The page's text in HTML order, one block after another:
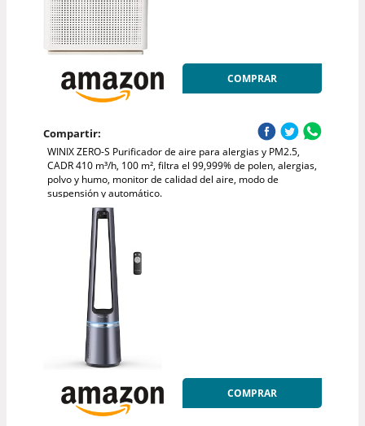
COMPRAR
Compartir:
WINIX ZERO-S Purificador de aire para alergias y PM2.5,
CADR 410 m³/h, 100 m², filtra el 99,999% de polen, alergias,
polvo y humo, monitor de calidad del aire, modo de
suspensión y automático.
COMPRAR